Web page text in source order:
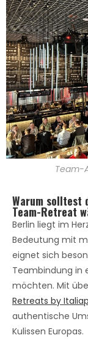
Team-
Warum solltest
Team-Retreat
Berlin liegt im
Bedeutung mit
eignet sich
Teambindung in
möchten. Mit
Retreats by
authentische
Kulissen Europas.